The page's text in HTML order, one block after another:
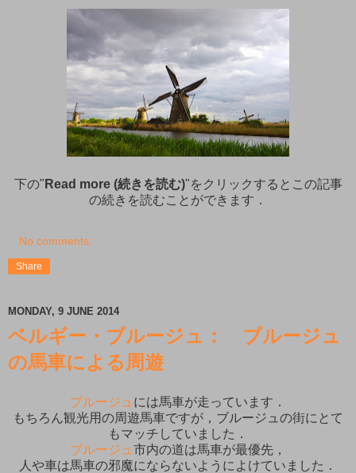
下の" Read more (続きを読む)"をクリックするとこの記事
の続きを読むことができます．
No comments:
Share
MONDAY, 9 JUNE 2014
ベルギー・ブルージュ： ブルージュ
の馬車による周遊
ブルージュ には馬車が走っています．
もちろん観光用の周遊馬車ですが，ブルージュの街にとて
もマッチしていました．
ブルージュ 市内の道は馬車が最優先，
人や車は馬車の邪魔にならないようによけていました．